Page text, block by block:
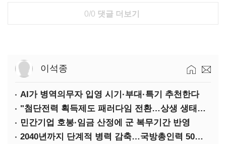
0/0 댓글 더보기
이석종
AI가 병역의무자 입영 시기·부대·특기 추천한다
"첨단전력 획득제도 패러다임 전환…상생 생태계 조성해 대체불가 K-방산 도약"
민간기업 호봉·임금 산정에 군 복무기간 반영
2040년까지 단계적 병력 감축…국방총인력 50만 목표 2차 국방개혁 착수